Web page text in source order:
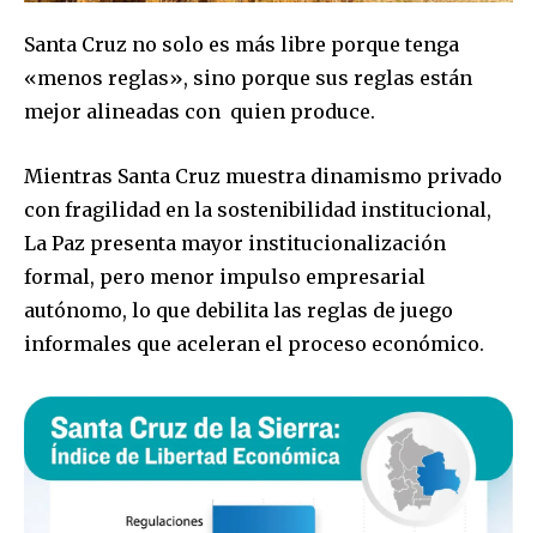
Santa Cruz no solo es más libre porque tenga
«menos reglas», sino porque sus reglas están
mejor alineadas con quien produce.
Mientras Santa Cruz muestra dinamismo privado
con fragilidad en la sostenibilidad institucional,
La Paz presenta mayor institucionalización
formal, pero menor impulso empresarial
autónomo, lo que debilita las reglas de juego
informales que aceleran el proceso económico.